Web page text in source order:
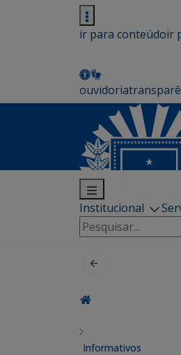
ir para conteúdoir
ouvidoria
Institucional
Pesquisar
por:
Informativos